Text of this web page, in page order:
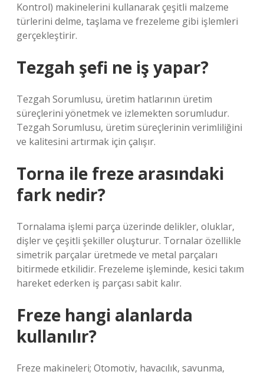
Kontrol) makinelerini kullanarak çeşitli malzeme
türlerini delme, taşlama ve frezeleme gibi işlemleri
gerçekleştirir.
Tezgah şefi ne iş yapar?
Tezgah Sorumlusu, üretim hatlarının üretim
süreçlerini yönetmek ve izlemekten sorumludur.
Tezgah Sorumlusu, üretim süreçlerinin verimliliğini
ve kalitesini artırmak için çalışır.
Torna ile freze arasındaki
fark nedir?
Tornalama işlemi parça üzerinde delikler, oluklar,
dişler ve çeşitli şekiller oluşturur. Tornalar özellikle
simetrik parçalar üretmede ve metal parçaları
bitirmede etkilidir. Frezeleme işleminde, kesici takım
hareket ederken iş parçası sabit kalır.
Freze hangi alanlarda
kullanılır?
Freze makineleri; Otomotiv, havacılık, savunma,